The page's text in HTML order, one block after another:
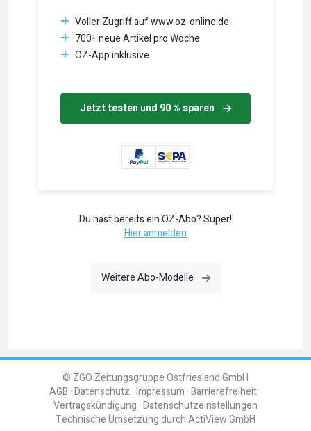
Voller Zugriff auf www.oz-online.de
700+ neue Artikel pro Woche
OZ-App inklusive
Jetzt testen und 90 % sparen
Du hast bereits ein OZ-Abo? Super!
Hier anmelden
Weitere Abo-Modelle
© ZGO Zeitungsgruppe Ostfriesland GmbH
AGB Datenschutz Impressum Barrierefreiheit
Vertragskündigung Datenschutzeinstellungen
Technische Umsetzung durchActiView GmbH